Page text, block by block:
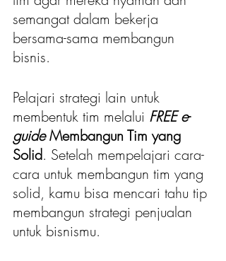
semangat dalam bekerja
bersama-sama membangun
bisnis.
Pelajari strategi lain untuk
membentuk tim melalui FREE e-
guide Membangun Tim yang
Solid. Setelah mempelajari cara-
cara untuk membangun tim yang
solid, kamu bisa mencari tahu tip
membangun strategi penjualan
untuk bisnismu.